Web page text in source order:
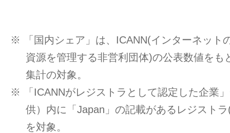
※ 「国内シェア」は、ICANN(インターネット
資源を管理する非営利団体)の公表数値をも
集計の対象。
※ 「ICANNがレジストラとして認定した企業
供）内に「Japan」の記載があるレジスト
を対象。